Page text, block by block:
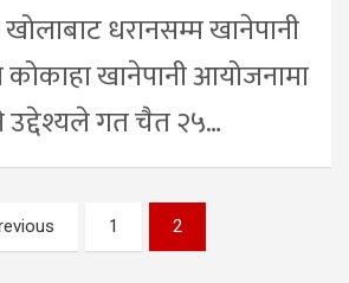
धरानसम्म खानेपानी
खानेपानी आयोजनामा
उद्देश्यले गत चैत २५…
1 2